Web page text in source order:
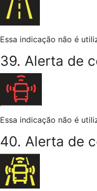
Essa indicação não é
39. Alerta de
Essa indicação não é
40. Alerta de